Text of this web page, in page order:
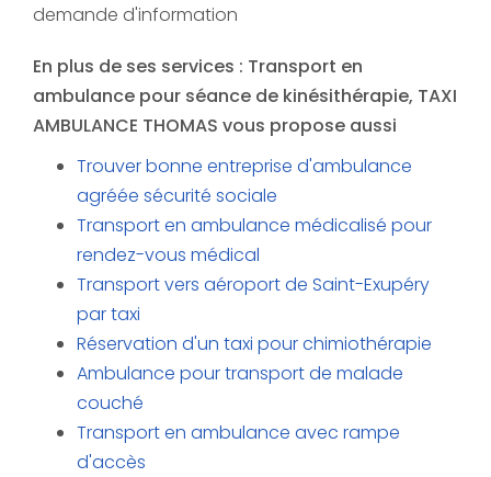
demande d'information
En plus de ses services : Transport en
ambulance pour séance de kinésithérapie, TAXI
AMBULANCE THOMAS vous propose aussi
Trouver bonne entreprise d'ambulance
agréée sécurité sociale
Transport en ambulance médicalisé pour
rendez-vous médical
Transport vers aéroport de Saint-Exupéry
par taxi
Réservation d'un taxi pour chimiothérapie
Ambulance pour transport de malade
couché
Transport en ambulance avec rampe
d'accès